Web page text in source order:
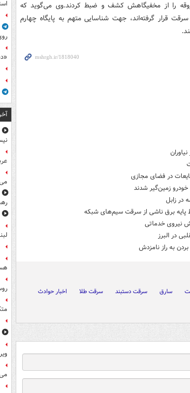
را از مخفیگاهش کشف و ضبط کردند.وی می‌گوید که
قرار گرفته‌اند، جهت شناسایی متهم به پایگاه چهارم
در فضای مجازی
زمین‌گیر شدند
در زابل
نیروی خدماتی
در البرز
به راز نامزدش
سارق سرقت دستبند سرقت طلا
اخبار حوادث